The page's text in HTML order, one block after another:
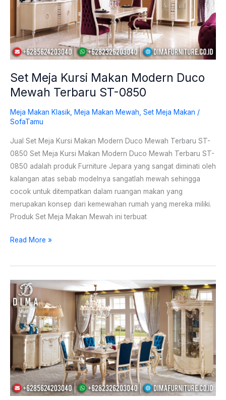
Set Meja Kursi Makan Modern Duco
Mewah Terbaru ST-0850
Meja Makan Klasik Meja Makan Mewah Set Meja Makan /
SofaTamu
Jual Set Meja Kursi Makan Modern Duco Mewah Terbaru ST-
0850 Set Meja Kursi Makan Modern Duco Mewah Terbaru ST-
0850 adalah produk Furniture Jepara yang sangat diminati oleh
kalangan atas sebab modelnya sangatlah mewah sehingga
cocok untuk ditempatkan dalam ruangan makan yang
merupakan konsep dari kemewahan rumah yang mereka miliki.
Produk Set Meja Makan Mewah ini terbuat
Terbaru
ST-
Read More »
Set
Meja
Makan
Ukir
Jepara
Klasik
Mewah
Terbaru
ST-